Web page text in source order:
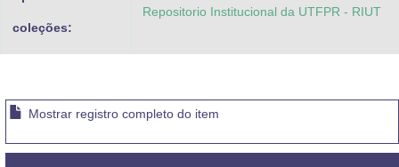
coleções:
Repositorio Institucional da UTFPR - RIUT
Mostrar registro completo do item